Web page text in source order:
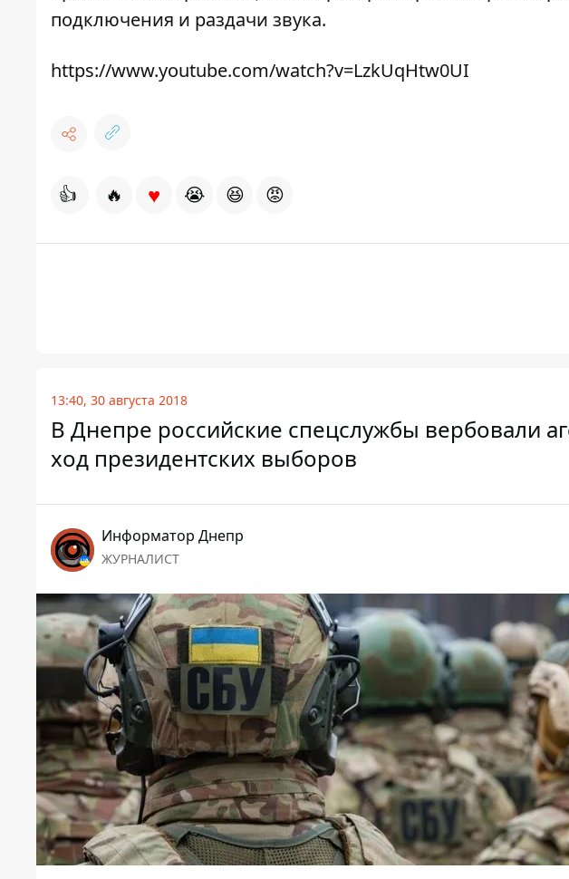
подключения и раздачи звука.
https://www.youtube.com/watch?v=LzkUqHtw0UI
👍 🔥 ♥ 😭 😆 😡
13:40, 30 августа 2018
В Днепре российские спецслужбы вербовали
ход президентских выборов
Информатор Днепр
ЖУРНАЛИСТ